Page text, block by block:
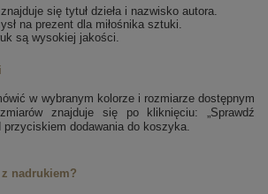
się tytuł dzieła i nazwisko autora.
na prezent dla miłośnika sztuki.
są wysokiej jakości.
w wybranym kolorze i rozmiarze dostępnym
znajduje się po kliknięciu: „Sprawdź
przyciskiem dodawania do koszyka.
nadrukiem?